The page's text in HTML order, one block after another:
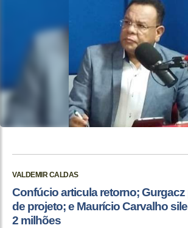
VALDEMIR CALDAS
Confúcio articula retorno;
de projeto; e Maurício Carvalho
2 milhões